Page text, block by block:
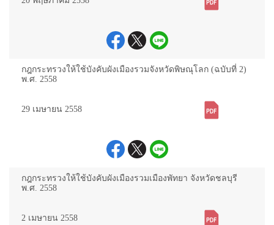
กฎกระทรวงให้ใช้บังคับผังเมืองรวมจังหวัดพิษณุโลก (ฉบับที่ 2)
พ.ศ. 2558
29 เมษายน 2558
กฎกระทรวงให้ใช้บังคับผังเมืองรวมเมืองพัทยา จังหวัดชลบุรี
พ.ศ. 2558
2 เมษายน 2558